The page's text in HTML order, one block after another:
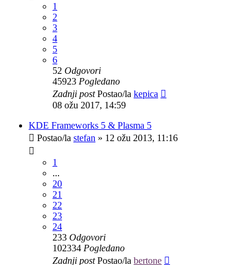
1
2
3
4
5
6
52 Odgovori
45923 Pogledano
Zadnji postPostao/la kepica
08 ožu 2017, 14:59
KDE Frameworks 5 & Plasma 5
Postao/la stefan » 12 ožu 2013, 11:16
1
...
20
21
22
23
24
233 Odgovori
102334 Pogledano
Zadnji postPostao/la bertone